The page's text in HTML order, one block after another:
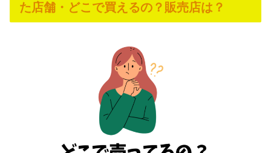
た店舗・どこで買えるの？販売店は？